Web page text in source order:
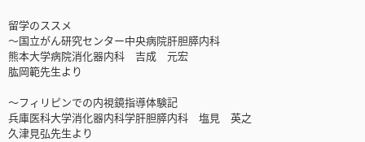
留学のススメ
～国立がん研究センター中央病院肝胆膵内科
熊本大学病院消化器内科 吉成 元宏
肱岡範先生より
～フィリピンでの内視鏡指導体験記
兵庫医科大学消化器内科学肝胆膵内科 塩見 英之
久津見弘先生より